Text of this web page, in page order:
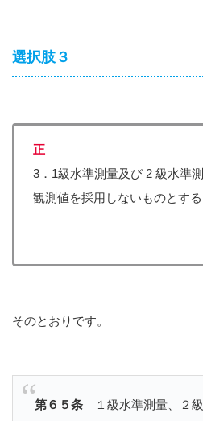
選択肢３
正
3．1級水準測量及び 2 級水準
観測値を採用しないものとする
そのとおりです。
第６５条 １級水準測量、２